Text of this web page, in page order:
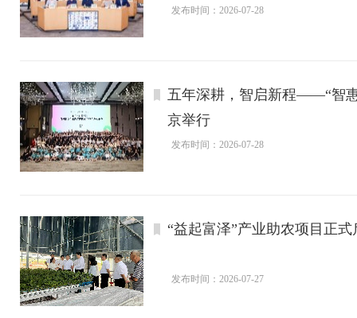
发布时间：2026-07-28
五年深耕，智启新程——“智
京举行
发布时间：2026-07-28
“益起富泽”产业助农项目正
发布时间：2026-07-27